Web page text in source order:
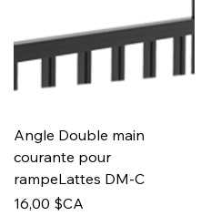
Angle Double main
courante pour
rampeLattes DM-C
Prix
16,00 $CA